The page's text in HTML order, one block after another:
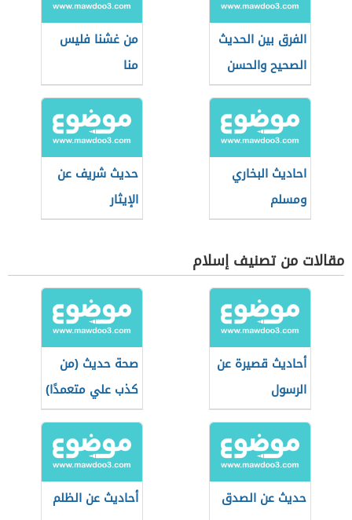
الفرق بين الحديث
الصحيح والحسن
من غشنا فليس
منا
احاديث البخاري
ومسلم
حديث شريف عن
الإيثار
مقالات من تصنيف إسلام
أحاديث قصيرة عن
الرسول
صحة حديث (من
كذب علي متعمدًا)
حديث عن الصدق أحاديث عن الظلم